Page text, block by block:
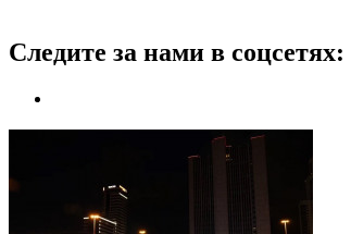
Следите за нами в соцсетях: